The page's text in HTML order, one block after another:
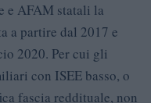
e AFAM statali la
a partire dal 2017 e
2020. Per cui gli
con ISEE basso, o
fascia reddituale, non